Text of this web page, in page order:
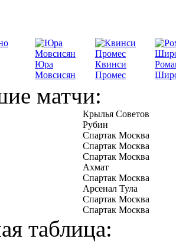
Юра
Мовсисян
Квинси
Промес
матчи:
Крылья Советов
Рубин
Спартак Москва
Спартак Москва
Спартак Москва
Ахмат
Спартак Москва
Арсенал Тула
Спартак Москва
Спартак Москва
таблица: